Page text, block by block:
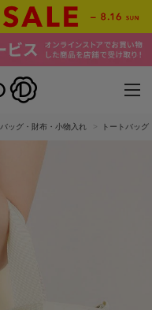
バッグ・財布・小物入れ トートバッグ